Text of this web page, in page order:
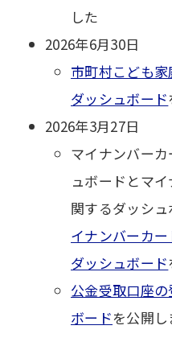
した
2026年6月30日
市町村こども
ダッシュボード
2026年3月27日
マイナンバー
ュボードとマ
関するダッシ
イナンバーカ
ダッシュボード
公金受取口座
ボードを公開し